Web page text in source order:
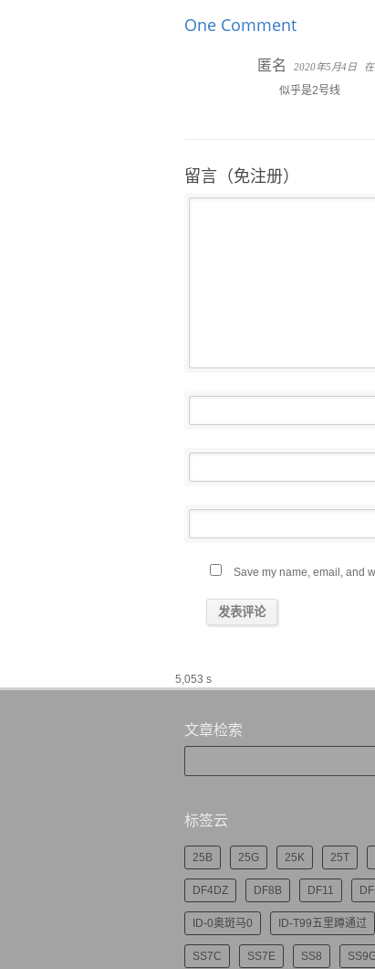
One Comment
匿名 2020年5月4日
似乎是2号线
留言（免注册）
Save my name, email, and
5,053 s
文章检索
标签云
25B 25G 25K 25T
DF4DZ DF8B DF11
ID-0奥斑马0 ID-T99五里蹲通过
SS7C SS7E SS8